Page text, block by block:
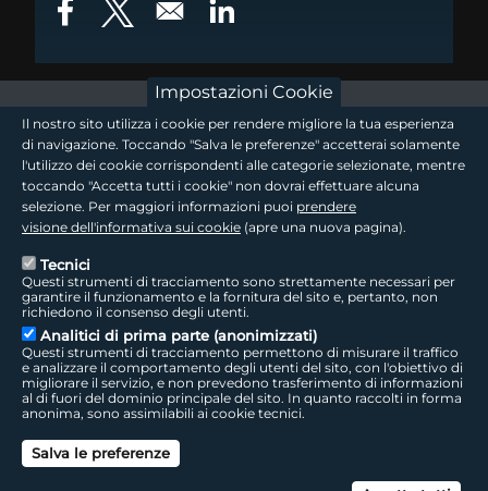
Opens in a new window
Opens in a new windowOpens in a new window
footer - sezione logo 1
footer - sezione logo2
footer - sezione colophon
Sede Legale: Via della Liberazione, 15 - 40128 Bologna BO
Capitale Sociale interamente versato ad oggi: € 69.881.000,00 | P.IVA/C.F.
footer - sezione link utili
Seguici sui social
LepidaTV | Accessibilità | Cookie | Privacy | Social Media Policy
Impostazioni Cookie
Il nostro sito utilizza i cookie per rendere migliore la tua esperienza
di navigazione. Toccando "Salva le preferenze" accetterai solamente
l'utilizzo dei cookie corrispondenti alle categorie selezionate, mentre
toccando "Accetta tutti i cookie" non dovrai effettuare alcuna
selezione. Per maggiori informazioni puoi prendere
visione dell'informativa sui cookie (apre una nuova pagina).
Tecnici
Questi strumenti di tracciamento sono strettamente necessari per
garantire il funzionamento e la fornitura del sito e, pertanto, non
richiedono il consenso degli utenti.
Analitici di prima parte (anonimizzati)
Questi strumenti di tracciamento permettono di misurare il traffico
e analizzare il comportamento degli utenti del sito, con l'obiettivo di
migliorare il servizio, e non prevedono trasferimento di informazioni
al di fuori del dominio principale del sito. In quanto raccolti in forma
anonima, sono assimilabili ai cookie tecnici.
Salva le preferenze